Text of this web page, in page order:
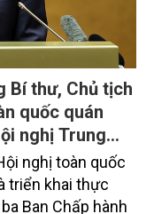
Bí thư, Chủ tịch
quốc quán
nghị Trung
nghị toàn quốc
triển khai thực
Ban Chấp hành